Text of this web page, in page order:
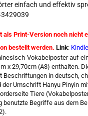
einfach und effektiv
als Print-Version noch nicht
bestellt werden. Link:
Vokabelposter auf
x 29,70cm (A3) enthalten.
Beschriftungen in deutsch,
der Umschrift Hanyu Pinyin
Tiere
benutzte Begriffe aus dem